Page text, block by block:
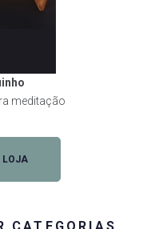
meditação
LOJA
CATEGORIAS